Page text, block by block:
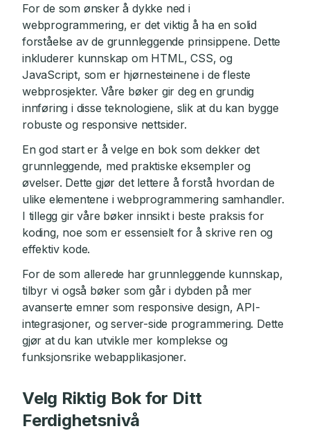
For de som ønsker å dykke ned i
webprogrammering, er det viktig å ha en solid
forståelse av de grunnleggende prinsippene. Dette
inkluderer kunnskap om HTML, CSS, og
JavaScript, som er hjørnesteinene i de fleste
webprosjekter. Våre bøker gir deg en grundig
innføring i disse teknologiene, slik at du kan bygge
robuste og responsive nettsider.
En god start er å velge en bok som dekker det
grunnleggende, med praktiske eksempler og
øvelser. Dette gjør det lettere å forstå hvordan de
ulike elementene i webprogrammering samhandler.
I tillegg gir våre bøker innsikt i beste praksis for
koding, noe som er essensielt for å skrive ren og
effektiv kode.
For de som allerede har grunnleggende kunnskap,
tilbyr vi også bøker som går i dybden på mer
avanserte emner som responsive design, API-
integrasjoner, og server-side programmering. Dette
gjør at du kan utvikle mer komplekse og
funksjonsrike webapplikasjoner.
Velg Riktig Bok for Ditt
Ferdighetsnivå